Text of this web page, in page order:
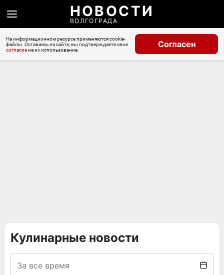
НОВОСТИ
ВОЛГОГРАДА
На информационном ресурсе применяются cookie-
файлы. Оставаясь на сайте, вы подтверждаете свое
согласиена их использование.
Согласен
Кулинарные новости